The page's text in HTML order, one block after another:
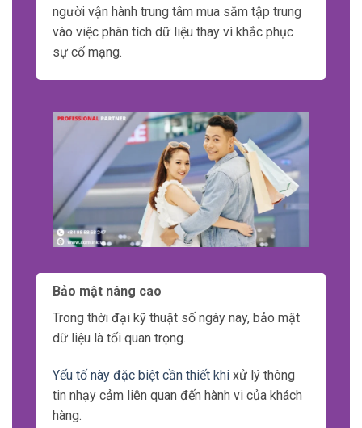
người vận hành trung tâm mua sắm tập trung
vào việc phân tích dữ liệu thay vì khắc phục
sự cố mạng.
Bảo mật nâng cao
Trong thời đại kỹ thuật số ngày nay, bảo mật
dữ liệu là tối quan trọng.
Yếu tố này đặc biệt cần thiết khi xử lý thông
tin nhạy cảm liên quan đến hành vi của khách
hàng.